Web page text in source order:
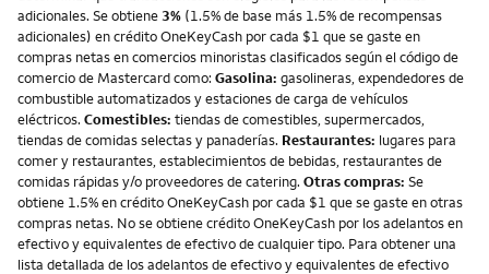
adicionales. Se obtiene 3% (1.5% de base más 1.5% de recompensas
adicionales) en crédito OneKeyCash por cada $1 que se gaste en
compras netas en comercios minoristas clasificados según el código de
comercio de Mastercard como: Gasolina: gasolineras, expendedores de
combustible automatizados y estaciones de carga de vehículos
eléctricos. Comestibles: tiendas de comestibles, supermercados,
tiendas de comidas selectas y panaderías. Restaurantes: lugares para
comer y restaurantes, establecimientos de bebidas, restaurantes de
comidas rápidas y/o proveedores de catering. Otras compras: Se
obtiene 1.5% en crédito OneKeyCash por cada $1 que se gaste en otras
compras netas. No se obtiene crédito OneKeyCash por los adelantos en
efectivo y equivalentes de efectivo de cualquier tipo. Para obtener una
lista detallada de los adelantos de efectivo y equivalentes de efectivo